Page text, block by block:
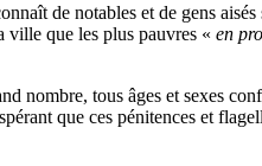
de notables et de gens
ville que les plus pauvres « en
nombre, tous âges et sexes
que ces pénitences et